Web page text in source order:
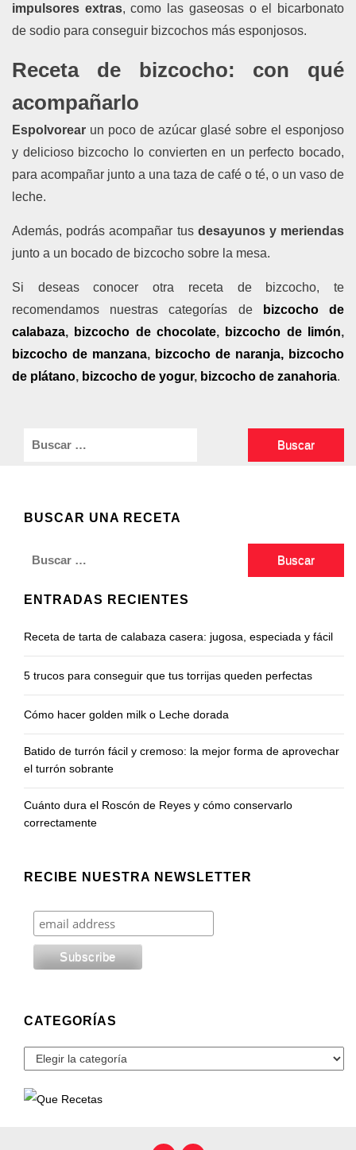
impulsores extras, como las gaseosas o el bicarbonato
de sodio para conseguir bizcochos más esponjosos.
Receta de bizcocho: con qué
acompañarlo
Espolvorear un poco de azúcar glasé sobre el esponjoso
y delicioso bizcocho lo convierten en un perfecto bocado,
para acompañar junto a una taza de café o té, o un vaso de
leche.
Además, podrás acompañar tus desayunos y meriendas
junto a un bocado de bizcocho sobre la mesa.
Si deseas conocer otra receta de
bizcocho, te
recomendamos nuestras categorías de
bizcocho de
calabaza, bizcocho de chocolate, bizcocho de limón,
bizcocho de manzana, bizcocho de naranja, bizcocho
de plátano, bizcocho de yogur, bizcocho de zanahoria.
BUSCAR UNA RECETA
Buscar:
ENTRADAS RECIENTES
Receta de tarta de calabaza casera: jugosa, especiada y fácil
5 trucos para conseguir que tus torrijas queden perfectas
Cómo hacer golden milk o Leche dorada
Batido de turrón fácil y cremoso: la mejor forma de aprovechar
el turrón sobrante
Cuánto dura el Roscón de Reyes y cómo conservarlo
correctamente
RECIBE NUESTRA NEWSLETTER
CATEGORÍAS
Categorías